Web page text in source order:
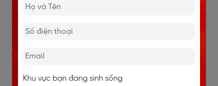
3.2. What room does your family
spend most of the time in?
Answer:My family tends to spend most of our time in
the living room. It’s the main space where we gather to
watch TV, chat, or simply unwind after a long day. I
Khu vực bạn đang sinh sống